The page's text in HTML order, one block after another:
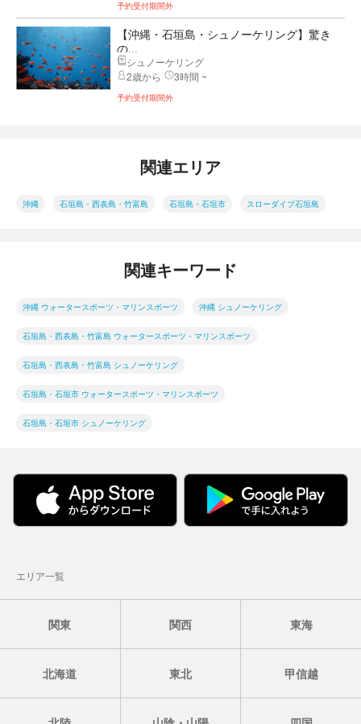
予約受付期間外
【沖縄・石垣島・シュノーケリング】驚き
の...
シュノーケリング
2歳から
3時間 ~
予約受付期間外
関連エリア
沖縄 石垣島・西表島・竹富島 石垣島・石垣市 スローダイブ石垣島
関連キーワード
沖縄 ウォータースポーツ・マリンスポーツ 沖縄 シュノーケリング
石垣島・西表島・竹富島 ウォータースポーツ・マリンスポーツ
石垣島・西表島・竹富島 シュノーケリング
石垣島・石垣市 ウォータースポーツ・マリンスポーツ
石垣島・石垣市 シュノーケリング
エリア一覧
関東 関西 東海
北海道 東北 甲信越